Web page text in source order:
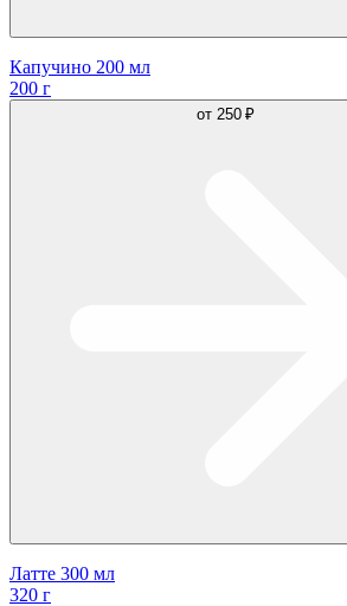
Капучино 200 мл
200 г
от 250 ₽
Латте 300 мл
320 г